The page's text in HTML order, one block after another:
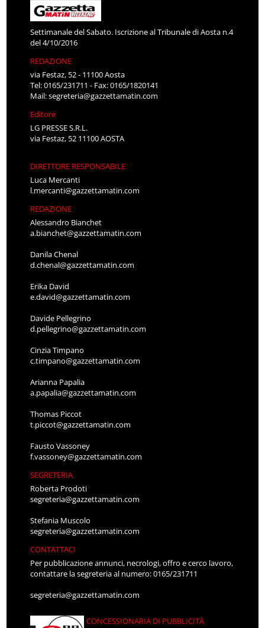
Settimanale del Sabato. Iscrizione al Tribunale di Aosta n.4
del 4/10/2016
REDAZIONE
via Festaz, 52 - 11100 Aosta
Tel: 0165/231711 - Fax: 0165/1820141
Mail:segreteria@gazzettamatin.com
Editore
LG PRESSE S.R.L.
via Festaz, 52 11100 AOSTA
DIRETTORE RESPONSABILE
Luca Mercanti
l.mercanti@gazzettamatin.com
REDAZIONE
Alessandro Bianchet
a.bianchet@gazzettamatin.com
Danila Chenal
d.chenal@gazzettamatin.com
Erika David
e.david@gazzettamatin.com
Davide Pellegrino
d.pellegrino@gazzettamatin.com
Cinzia Timpano
c.timpano@gazzettamatin.com
Arianna Papalia
a.papalia@gazzettamatin.com
Thomas Piccot
t.piccot@gazzettamatin.com
Fausto Vassoney
f.vassoney@gazzettamatin.com
SEGRETERIA
Roberta Prodoti
segreteria@gazzettamatin.com
Stefania Muscolo
segreteria@gazzettamatin.com
CONTATTACI
Per pubblicazione annunci, necrologi, offro e cerco lavoro,
contattare la segreteria al numero: 0165/231711
segreteria@gazzettamatin.com
CONCESSIONARIA DI PUBBLICITÀ